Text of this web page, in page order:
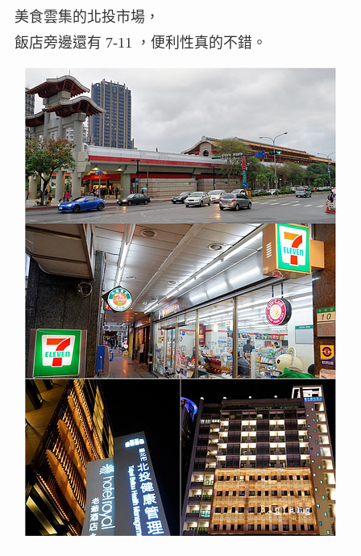
美食雲集的北投市場，
飯店旁邊還有 7-11 ，便利性真的不錯。